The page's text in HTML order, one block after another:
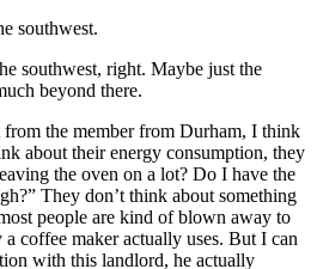
southwest.
southwest, right. Maybe just the
beyond there.
the member from Durham, I think
about their energy consumption, they
the oven on a lot? Do I have the
They don’t think about something
people are kind of blown away to
coffee maker actually uses. But I can
with this landlord, he actually